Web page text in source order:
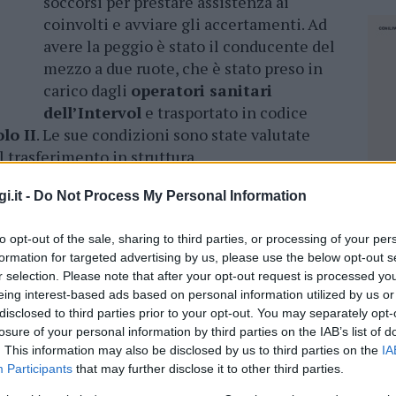
- Do Not Process My Personal Information
opt-out of the sale, sharing to third parties, or processing of your
for targeted advertising by us, please use the below opt-out
selection. Please note that after your opt-out request is processed
interest-based ads based on personal information utilized by us
to third parties prior to your opt-out. You may separately
of your personal information by third parties on the IAB’s list of
This information may also be disclosed by us to third parties on the
Participants that may further disclose it to other third parties.
coinvolti e avviare gli accertamenti. Ad
avere la peggio è stato il conducente del
mezzo a due ruote, che è stato preso in
carico dagli operatori sanitari
dell’Intervol e trasportato in codice
II. Le sue condizioni sono state valutate
trasferimento in struttura.
sulla strada per San Pantaleo:
anche gliagenti della Polizia locale,
con precisione la dinamica
rallentamenti alla circolazione nella
alle operazioni di soccorso e messa in
in corso gliaccertamenti per chiarire le
hanno portato allo scontro tra i due mezzi.